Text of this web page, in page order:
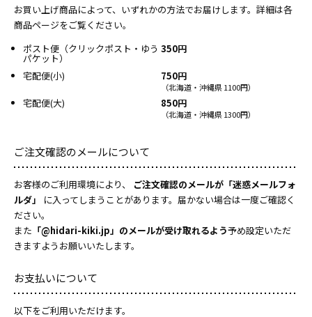
お買い上げ商品によって、いずれかの方法でお届けします。詳細は各
商品ページをご覧ください。
ポスト便（クリックポスト・ゆう
パケット）
350円
宅配便(小) 750円
（北海道・沖縄県 1100円）
宅配便(大) 850円
（北海道・沖縄県 1300円）
ご注文確認のメールについて
お客様のご利用環境により、
ご注文確認のメールが「迷惑メールフォ
ルダ」
に入ってしまうことがあります。届かない場合は一度ご確認く
ださい。
また 「@hidari-kiki.jp」のメールが受け取れるよう予め設定いただ
きますようお願いいたします。
お支払いについて
以下をご利用いただけます。